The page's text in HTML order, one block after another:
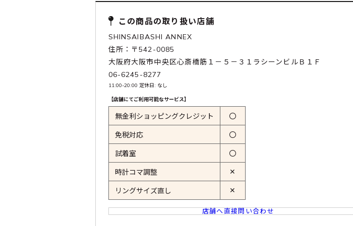
この商品の取り扱い店舗
SHINSAIBASHI ANNEX
住所：〒542-0085
大阪府大阪市中央区心斎橋筋１－５－３１ラシーンビルＢ１Ｆ
06-6245-8277
11:00-20:00 定休日: なし
【店舗にてご利用可能なサービス】
無金利ショッピングクレジット 〇
免税対応 〇
試着室 〇
時計コマ調整 ✕
リングサイズ直し ✕
店舗へ直接問い合わせ